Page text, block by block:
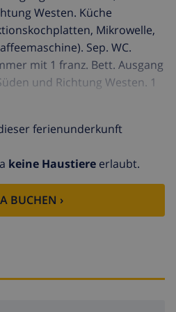
Westen. Küche
Mikrowelle,
Sep. WC.
mit 1 franz. Bett. Ausgang
und Richtung Westen. 1
cm). Bad/WC. Kleine
und Westlage.
Panoramasicht auf das
Zur Verfügung:
(WLAN, gratis). Garage. Bitte
// Reg. Nr.:
Pau", auf 2
ferienunderkunft
keine Haustiere erlaubt.
BUCHEN ›